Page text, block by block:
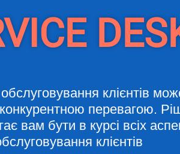
клієнтів
перевагою.
вам бути в курсі всіх
клієнтів